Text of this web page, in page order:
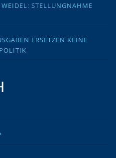
STELLUNGNAHME
ERSETZEN KEINE